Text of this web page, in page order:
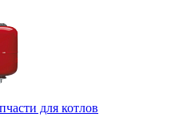
для котлов